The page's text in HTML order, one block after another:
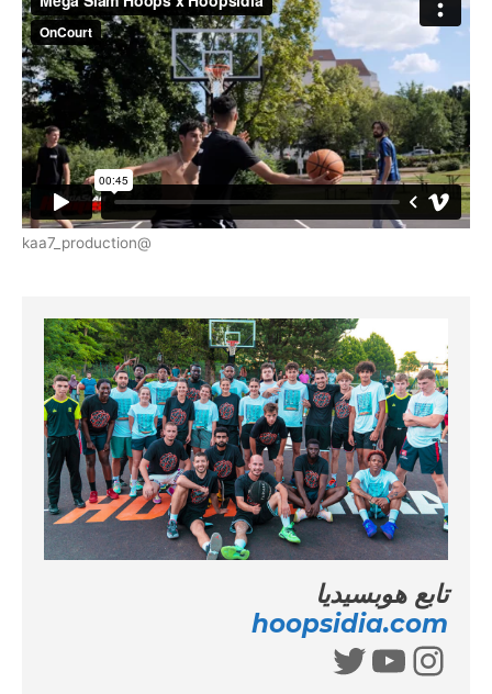
@kaa7_production
تابع هوبسيديا
hoopsidia.com
إنستغرام
يوتيوب
تويتر